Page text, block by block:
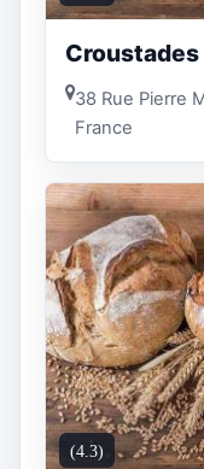
38 Rue Pierre
France
(4.3)